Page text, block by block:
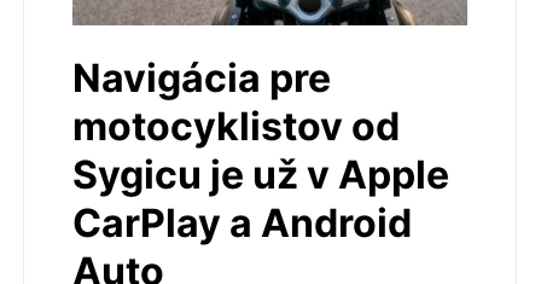
Navigácia pre
motocyklistov od
Sygicu je už v Apple
CarPlay a Android
Auto